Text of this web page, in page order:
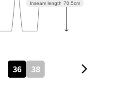
Inseam length 70.5cm
36 38